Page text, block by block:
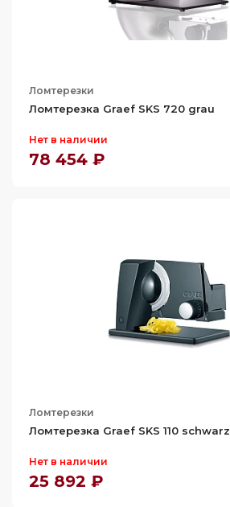
Ломтерезки
Ломтерезка Graef SKS 720 grau
Нет в наличии
78 454 ₽
Ломтерезки
Ломтерезка Graef SKS 110 schwarz
Нет в наличии
25 892 ₽